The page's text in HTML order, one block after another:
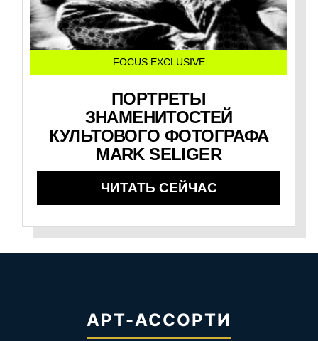
FOCUS EXCLUSIVE
ПОРТРЕТЫ
ЗНАМЕНИТОСТЕЙ
КУЛЬТОВОГО ФОТОГРАФА
MARK SELIGER
ЧИТАТЬ СЕЙЧАС
АРТ-АССОРТИ